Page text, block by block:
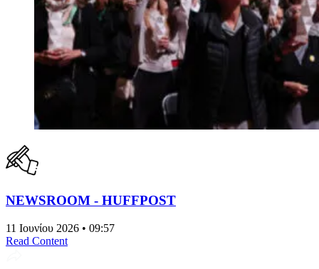
NEWSROOM - HUFFPOST
11 Ιουνίου 2026 • 09:57
Read Content